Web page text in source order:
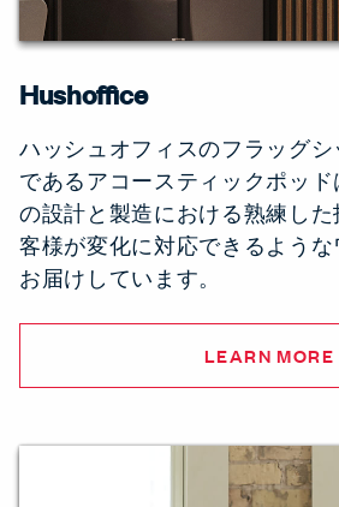
Hushoffice
ハッシュオフィスのフラッグ
であるアコースティックポッ
の設計と製造における熟練し
客様が変化に対応できるよう
お届けしています。
LEARN MORE